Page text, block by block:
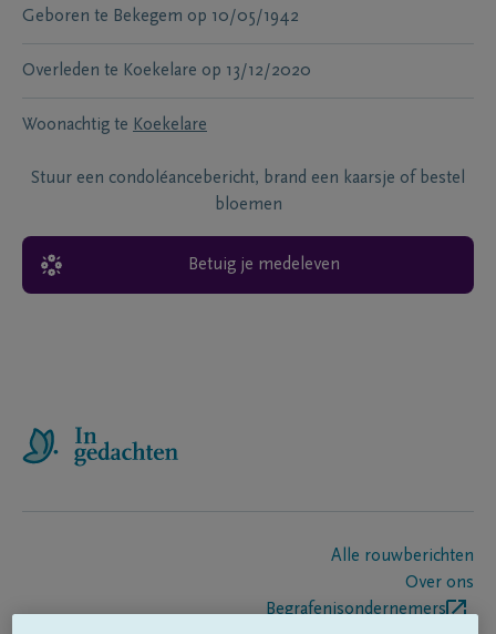
Geboren te Bekegem op 10/05/1942
Overleden te Koekelare op 13/12/2020
Woonachtig te Koekelare
Stuur een condoléancebericht, brand een kaarsje of bestel
bloemen
Betuig je medeleven
Alle rouwberichten
Over ons
Begrafenisondernemers